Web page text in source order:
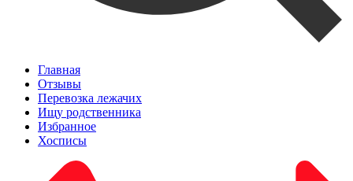
Главная
Отзывы
Перевозка лежачих
Ищу родственника
Избранное
Хосписы